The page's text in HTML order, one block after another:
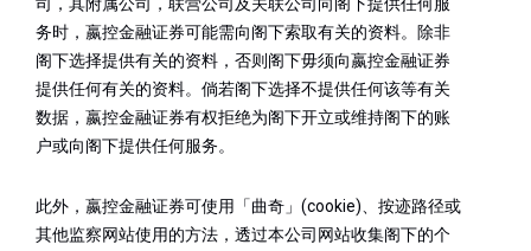
务时，嬴控金融证券可能需向阁下索取有关的资料。除非
阁下选择提供有关的资料，否则阁下毋须向嬴控金融证券
提供任何有关的资料。倘若阁下选择不提供任何该等有关
数据，嬴控金融证券有权拒绝为阁下开立或维持阁下的账
户或向阁下提供任何服务。
此外，嬴控金融证券可使用「曲奇」(cookie)、按迹路径或
其他监察网站使用的方法，透过本公司网站收集阁下的个